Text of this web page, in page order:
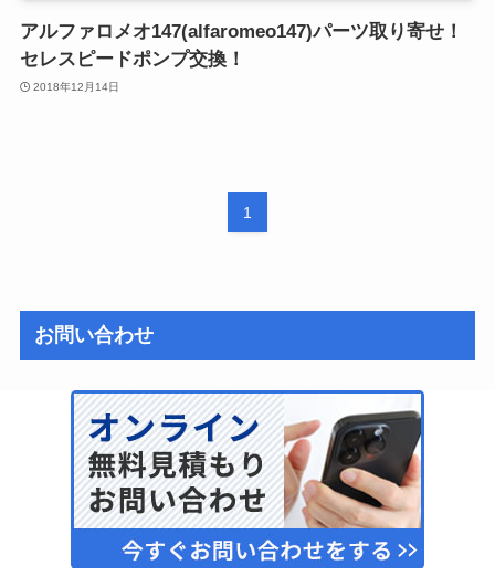
アルファロメオ147(alfaromeo147)パーツ取り寄せ！
セレスピードポンプ交換！
2018年12月14日
1
お問い合わせ